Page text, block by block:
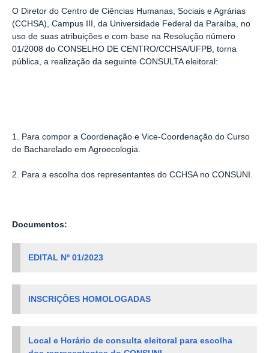
O Diretor do Centro de Ciências Humanas, Sociais e Agrárias
(CCHSA), Campus III, da Universidade Federal da Paraíba, no
uso de suas atribuições e com base na Resolução número
01/2008 do CONSELHO DE CENTRO/CCHSA/UFPB, torna
pública, a realização da seguinte CONSULTA eleitoral:
1. Para compor a Coordenação e Vice-Coordenação do Curso
de Bacharelado em Agroecologia.
2. Para a escolha dos representantes do CCHSA no CONSUNI.
Documentos:
EDITAL Nº 01/2023
INSCRIÇÕES HOMOLOGADAS
Local e Horário de consulta eleitoral para escolha